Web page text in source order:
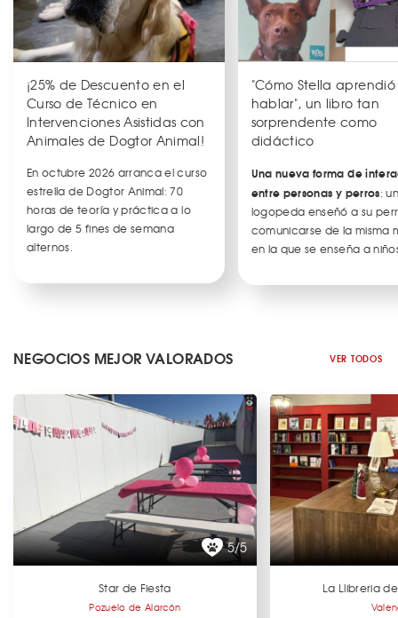
¡25% de Descuento en el
Curso de Técnico en
Intervenciones Asistidas con
Animales de Dogtor Animal!
En octubre 2026 arranca el curso
estrella de Dogtor Animal: 70
horas de teoría y práctica a lo
largo de 5 fines de semana
alternos.
"Cómo Stella
hablar", un libro tan
sorprendente como
didáctico
Una nueva forma de
entre personas y perros:
logopeda enseñó a su
comunicarse de la misma
en la que se enseña a
NEGOCIOS MEJOR VALORADOS VER TODOS
5/5
Star de Fiesta
Pozuelo de Alarcón
La Llibreria